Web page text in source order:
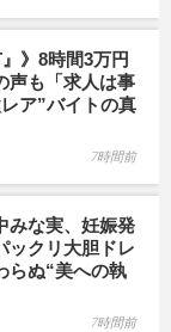
》8時間3万円
声も「求人は事
ア”バイトの真
7時間前
みな実、妊娠発
ックリ大胆ドレ
らぬ“美への執
7時間前